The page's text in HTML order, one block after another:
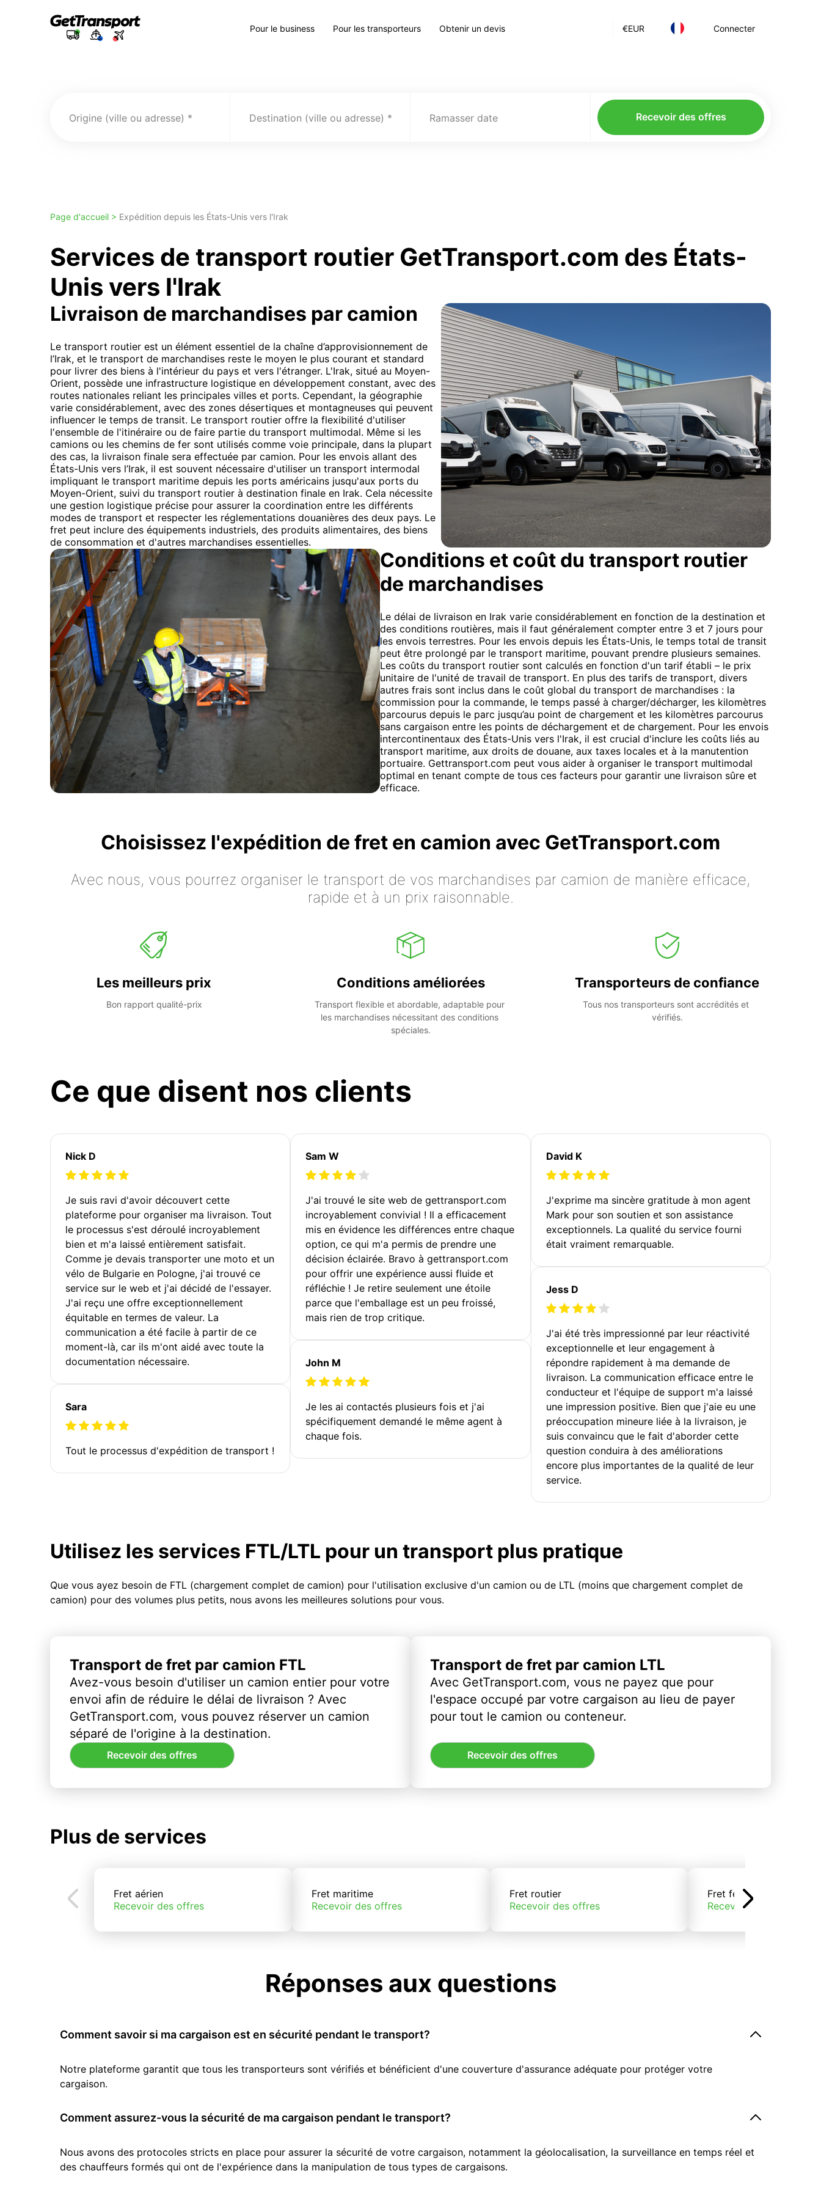
€EUR Connecter
Pour le business Pour les transporteurs Obtenir un devis
Origine (ville ou adresse) Destination (ville ou adresse) Ramasser date Recevoir des offres
Page d'accueil > Expédition depuis les États-Unis vers l'Irak
Services de transport routier GetTransport.com des États-
Unis vers l'Irak
Livraison de marchandises par camion
Le transport routier est un élément essentiel de la chaîne d’approvisionnement de
l’Irak, et le transport de marchandises reste le moyen le plus courant et standard
pour livrer des biens à l'intérieur du pays et vers l'étranger. L'Irak, situé au Moyen-
Orient, possède une infrastructure logistique en développement constant, avec des
routes nationales reliant les principales villes et ports. Cependant, la géographie
varie considérablement, avec des zones désertiques et montagneuses qui peuvent
influencer le temps de transit. Le transport routier offre la flexibilité d'utiliser
l'ensemble de l'itinéraire ou de faire partie du transport multimodal. Même si les
camions ou les chemins de fer sont utilisés comme voie principale, dans la plupart
des cas, la livraison finale sera effectuée par camion. Pour les envois allant des
États-Unis vers l’Irak, il est souvent nécessaire d'utiliser un transport intermodal
impliquant le transport maritime depuis les ports américains jusqu'aux ports du
Moyen-Orient, suivi du transport routier à destination finale en Irak. Cela nécessite
une gestion logistique précise pour assurer la coordination entre les différents
modes de transport et respecter les réglementations douanières des deux pays. Le
fret peut inclure des équipements industriels, des produits alimentaires, des biens
de consommation et d'autres marchandises essentielles.
Conditions et coût du transport routier
de marchandises
Le délai de livraison en Irak varie considérablement en fonction de la destination et
des conditions routières, mais il faut généralement compter entre 3 et 7 jours pour
les envois terrestres. Pour les envois depuis les États-Unis, le temps total de transit
peut être prolongé par le transport maritime, pouvant prendre plusieurs semaines.
Les coûts du transport routier sont calculés en fonction d'un tarif établi – le prix
unitaire de l'unité de travail de transport. En plus des tarifs de transport, divers
autres frais sont inclus dans le coût global du transport de marchandises : la
commission pour la commande, le temps passé à charger/décharger, les kilomètres
parcourus depuis le parc jusqu’au point de chargement et les kilomètres parcourus
sans cargaison entre les points de déchargement et de chargement. Pour les envois
intercontinentaux des États-Unis vers l'Irak, il est crucial d'inclure les coûts liés au
transport maritime, aux droits de douane, aux taxes locales et à la manutention
portuaire. Gettransport.com peut vous aider à organiser le transport multimodal
optimal en tenant compte de tous ces facteurs pour garantir une livraison sûre et
efficace.
Choisissez l'expédition de fret en camion avec GetTransport.com
Avec nous, vous pourrez organiser le transport de vos marchandises par camion de manière efficace,
rapide et à un prix raisonnable.
Les meilleurs prix
Bon rapport qualité-prix
Conditions améliorées
Transport flexible et abordable, adaptable pour
les marchandises nécessitant des conditions
spéciales.
Transporteurs de confiance
Tous nos transporteurs sont accrédités et
vérifiés.
Ce que disent nos clients
Nick D
Je suis ravi d'avoir découvert cette
plateforme pour organiser ma livraison. Tout
le processus s'est déroulé incroyablement
bien et m'a laissé entièrement satisfait.
Comme je devais transporter une moto et un
vélo de Bulgarie en Pologne, j'ai trouvé ce
service sur le web et j'ai décidé de l'essayer.
J'ai reçu une offre exceptionnellement
équitable en termes de valeur. La
communication a été facile à partir de ce
moment-là, car ils m'ont aidé avec toute la
documentation nécessaire.
Sara
Tout le processus d'expédition de transport !
Sam W
J'ai trouvé le site web de gettransport.com
incroyablement convivial ! Il a efficacement
mis en évidence les différences entre chaque
option, ce qui m'a permis de prendre une
décision éclairée. Bravo à gettransport.com
pour offrir une expérience aussi fluide et
réfléchie ! Je retire seulement une étoile
parce que l'emballage est un peu froissé,
mais rien de trop critique.
John M
Je les ai contactés plusieurs fois et j'ai
spécifiquement demandé le même agent à
chaque fois.
David K
J'exprime ma sincère gratitude à mon agent
Mark pour son soutien et son assistance
exceptionnels. La qualité du service fourni
était vraiment remarquable.
Jess D
J'ai été très impressionné par leur réactivité
exceptionnelle et leur engagement à
répondre rapidement à ma demande de
livraison. La communication efficace entre le
conducteur et l'équipe de support m'a laissé
une impression positive. Bien que j'aie eu une
préoccupation mineure liée à la livraison, je
suis convaincu que le fait d'aborder cette
question conduira à des améliorations
encore plus importantes de la qualité de leur
service.
Utilisez les services FTL/LTL pour un transport plus pratique
Que vous ayez besoin de FTL (chargement complet de camion) pour l'utilisation exclusive d'un camion ou de LTL (moins que chargement complet de
camion) pour des volumes plus petits, nous avons les meilleures solutions pour vous.
Transport de fret par camion FTL
Avez-vous besoin d'utiliser un camion entier pour votre
envoi afin de réduire le délai de livraison ? Avec
GetTransport.com, vous pouvez réserver un camion
séparé de l'origine à la destination.
Recevoir des offres
Transport de fret par camion LTL
Avec GetTransport.com, vous ne payez que pour
l'espace occupé par votre cargaison au lieu de payer
pour tout le camion ou conteneur.
Recevoir des offres
Plus de services
Fret aérien
Recevoir des offres
Fret maritime
Recevoir des offres
Fret routier
Recevoir des offres
Fret ferroviaire
Recevoir des offres
Réponses aux questions
Comment savoir si ma cargaison est en sécurité pendant le transport?
Notre plateforme garantit que tous les transporteurs sont vérifiés et bénéficient d'une couverture d'assurance adéquate pour protéger votre
cargaison.
Comment assurez-vous la sécurité de ma cargaison pendant le transport?
Nous avons des protocoles stricts en place pour assurer la sécurité de votre cargaison, notamment la géolocalisation, la surveillance en temps réel et
des chauffeurs formés qui ont de l'expérience dans la manipulation de tous types de cargaisons.